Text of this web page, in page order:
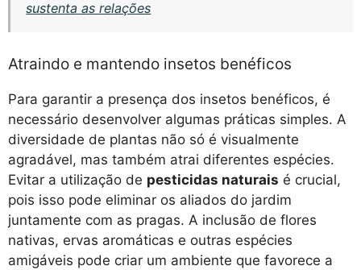
sustenta as relações
Atraindo e mantendo insetos benéficos
Para garantir a presença dos insetos benéficos, é
necessário desenvolver algumas práticas simples. A
diversidade de plantas não só é visualmente
agradável, mas também atrai diferentes espécies.
Evitar a utilização de pesticidas naturais é crucial,
pois isso pode eliminar os aliados do jardim
juntamente com as pragas. A inclusão de flores
nativas, ervas aromáticas e outras espécies
amigáveis pode criar um ambiente que favorece a